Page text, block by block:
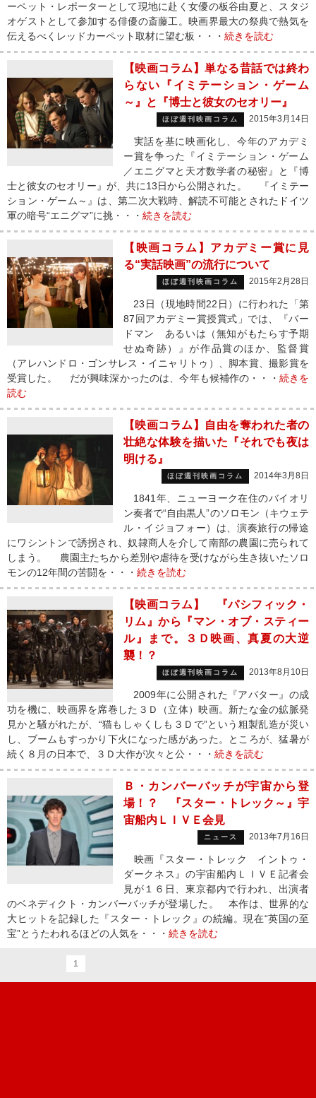
ーペット・レポーターとして現地に赴く女優の板谷由夏と、スタジ
オゲストとして参加する俳優の斎藤工。映画界最大の祭典で熱気を
伝えるべくレッドカーペット取材に望む板・・・ 続きを読む
【映画コラム】単なる昔話では終わ
らない『イミテーション・ゲーム
～』と『博士と彼女のセオリー』
ほぼ週刊映画コラム 2015年3月14日
実話を基に映画化し、今年のアカデミ
ー賞を争った『イミテーション・ゲーム
／エニグマと天才数学者の秘密』と『博
士と彼女のセオリー』が、共に13日から公開された。 『イミテー
ション・ゲーム～』は、第二次大戦時、解読不可能とされたドイツ
軍の暗号“エニグマ”に挑・・・ 続きを読む
【映画コラム】アカデミー賞に見
る“実話映画”の流行について
ほぼ週刊映画コラム 2015年2月28日
23日（現地時間22日）に行われた「第
87回アカデミー賞授賞式」では、『バー
ドマン あるいは（無知がもたらす予期
せぬ奇跡）』が作品賞のほか、監督賞
（アレハンドロ・ゴンサレス・イニャリトゥ）、脚本賞、撮影賞を
受賞した。 だが興味深かったのは、今年も候補作の・・・ 続きを
読む
【映画コラム】自由を奪われた者の
壮絶な体験を描いた『それでも夜は
明ける』
ほぼ週刊映画コラム 2014年3月8日
1841年、ニューヨーク在住のバイオリ
ン奏者で“自由黒人”のソロモン（キウェテ
ル・イジョフォー）は、演奏旅行の帰途
にワシントンで誘拐され、奴隷商人を介して南部の農園に売られて
しまう。 農園主たちから差別や虐待を受けながら生き抜いたソロ
モンの12年間の苦闘を・・・ 続きを読む
【映画コラム】 『パシフィック・
リム』から『マン・オブ・スティー
ル』まで。３Ｄ映画、真夏の大逆
襲！？
ほぼ週刊映画コラム 2013年8月10日
2009年に公開された『アバター』の成
功を機に、映画界を席巻した３Ｄ（立体）映画。新たな金の鉱脈発
見かと騒がれたが、“猫もしゃくしも３Ｄで”という粗製乱造が災い
し、ブームもすっかり下火になった感があった。ところが、猛暑が
続く８月の日本で、３Ｄ大作が次々と公・・・ 続きを読む
Ｂ・カンバーバッチが宇宙から登
場！？ 『スター・トレック～』宇
宙船内ＬＩＶＥ会見
ニュース 2013年7月16日
映画『スター・トレック イントゥ・
ダークネス』の宇宙船内ＬＩＶＥ記者会
見が１６日、東京都内で行われ、出演者
のベネディクト・カンバーバッチが登場した。 本作は、世界的な
大ヒットを記録した『スター・トレック』の続編。現在“英国の至
宝”とうたわれるほどの人気を・・・ 続きを読む
1